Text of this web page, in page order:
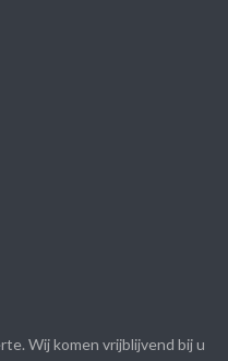
Wij komen vrijblijvend bij u